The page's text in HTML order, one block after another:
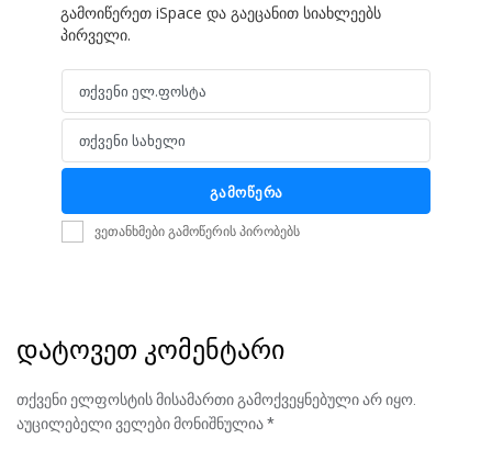
გამოიწერეთ iSpace და გაეცანით სიახლეებს
პირველი.
Email
თქვენი ელ.ფოსტა
Name
თქვენი სახელი
გამოწერა
ვეთანხმები გამოწერის პირობებს
დატოვეთ კომენტარი
თქვენი ელფოსტის მისამართი გამოქვეყნებული არ იყო.
აუცილებელი ველები მონიშნულია*